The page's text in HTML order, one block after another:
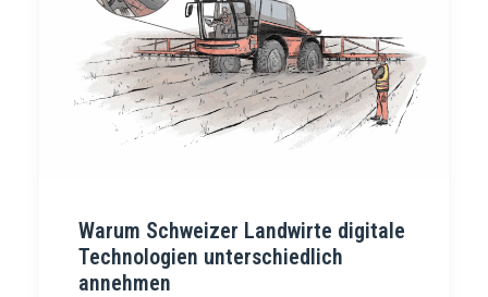
Warum Schweizer Landwirte digitale
Technologien unterschiedlich
annehmen